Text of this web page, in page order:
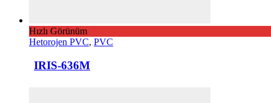
Hızlı Görünüm
Hetorojen PVC, PVC
IRIS-636M